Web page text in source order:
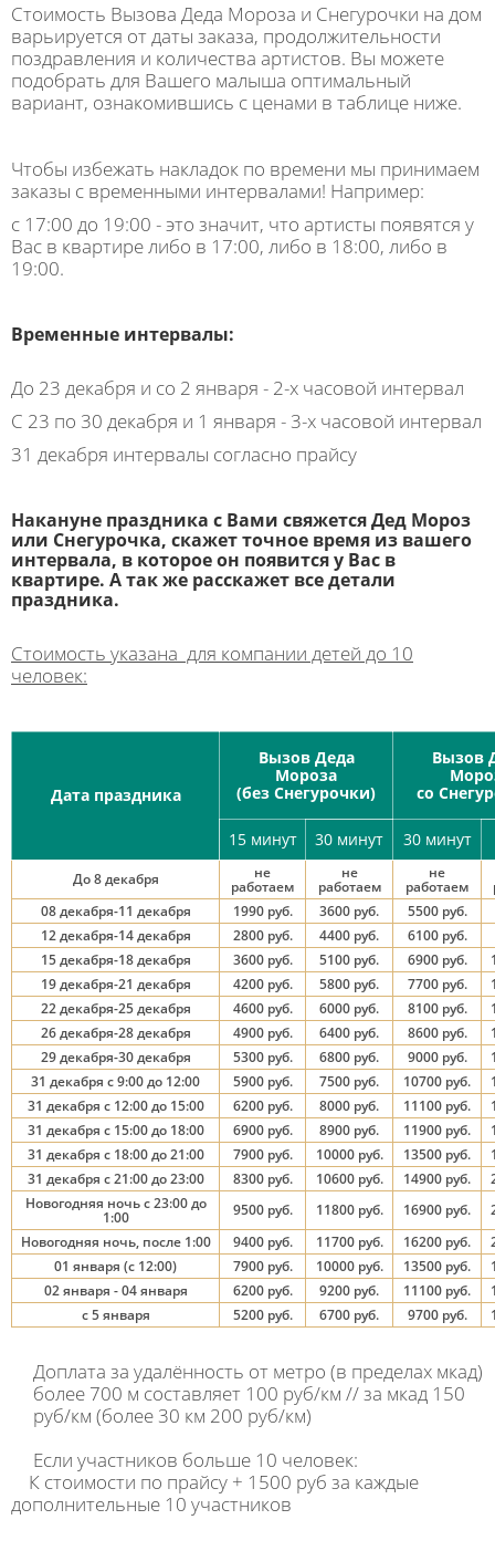
Стоимость Вызова Деда Мороза и Снегурочки на дом
варьируется от даты заказа, продолжительности
поздравления и количества артистов. Вы можете
подобрать для Вашего малыша оптимальный
вариант, ознакомившись с ценами в таблице ниже.
Чтобы избежать накладок по времени мы принимаем
заказы с временными интервалами! Например:
с 17:00 до 19:00 - это значит, что артисты появятся у
Вас в квартире либо в 17:00, либо в 18:00, либо в
19:00.
Временные интервалы:
До 23 декабря и со 2 января - 2-х часовой интервал
С 23 по 30 декабря и 1 января - 3-х часовой интервал
31 декабря интервалы согласно прайсу
Накануне праздника с Вами свяжется Дед Мороз
или Снегурочка, скажет точное время из вашего
интервала, в которое он появится у Вас в
квартире. А так же расскажет все детали
праздника.
Стоимость указана для компании детей до 10
человек:
Дата праздника
Вызов Деда
Мороза
(без Снегурочки)
Вызов
со
15 минут 30 минут 30 минут
До 8 декабря не
работаем
не
работаем
не
работаем
08 декабря-11 декабря
1990 руб. 3600 руб. 5500 руб.
12 декабря-14 декабря
2800 руб. 4400 руб. 6100 руб.
15 декабря-18 декабря
3600 руб. 5100 руб. 6900 руб.
19 декабря-21 декабря
4200 руб. 5800 руб. 7700 руб.
22 декабря-25 декабря
4600 руб. 6000 руб. 8100 руб.
26 декабря-28 декабря
4900 руб. 6400 руб. 8600 руб.
29 декабря-30 декабря
5300 руб. 6800 руб. 9000 руб.
31 декабря с 9:00 до 12:00
5900 руб. 7500 руб. 10700 руб.
31 декабря с 12:00 до 15:00
6200 руб. 8000 руб. 11100 руб.
31 декабря с 15:00 до 18:00
6900 руб. 8900 руб. 11900 руб.
31 декабря с 18:00 до 21:00
7900 руб. 10000 руб. 13500 руб.
31 декабря с 21:00 до 23:00
8300 руб. 10600 руб. 14900 руб.
Новогодняя ночь с 23:00 до
1:00 9500 руб. 11800 руб. 16900 руб.
Новогодняя ночь, после 1:00
9400 руб. 11700 руб. 16200 руб.
01 января (с 12:00)
7900 руб. 10000 руб. 13500 руб.
02 января - 04 января
6200 руб. 9200 руб. 11100 руб.
с 5 января
5200 руб. 6700 руб. 9700 руб.
Доплата за удалённость от метро (в пределах мкад)
более 700 м составляет 100 руб/км // за мкад 150
руб/км (более 30 км 200 руб/км)
Если участников больше 10 человек:
К стоимости по прайсу + 1500 руб за каждые
дополнительные 10 участников